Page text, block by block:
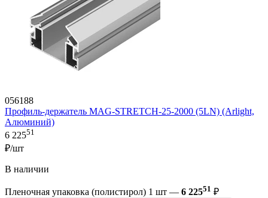
056188
Профиль-держатель MAG-STRETCH-25-2000 (5LN) (Arlight,
Алюминий)
6 22551
₽/шт
В наличии
Пленочная упаковка (полистирол) 1 шт — 6 22551 ₽